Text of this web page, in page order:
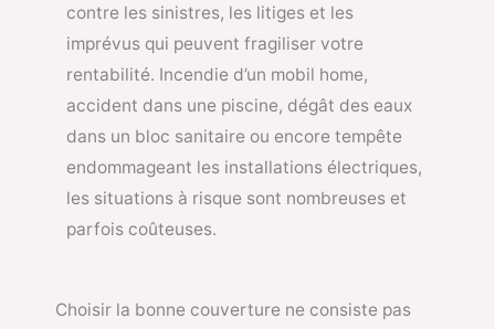
contre les sinistres, les litiges et les
imprévus qui peuvent fragiliser votre
rentabilité. Incendie d’un mobil home,
accident dans une piscine, dégât des eaux
dans un bloc sanitaire ou encore tempête
endommageant les installations électriques,
les situations à risque sont nombreuses et
parfois coûteuses.
Choisir la bonne couverture ne consiste pas